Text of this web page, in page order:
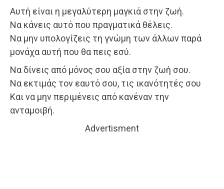
Αυτή είναι η μεγαλύτερη μαγκιά στην ζωή.
Να κάνεις αυτό που πραγματικά θέλεις.
Να μην υπολογίζεις τη γνώμη των άλλων παρά
μονάχα αυτή που θα πεις εσύ.
Να δίνεις από μόνος σου αξία στην ζωή σου.
Να εκτιμάς τον εαυτό σου, τις ικανότητές σου
Και να μην περιμένεις από κανέναν την
ανταμοιβή.
Advertisment